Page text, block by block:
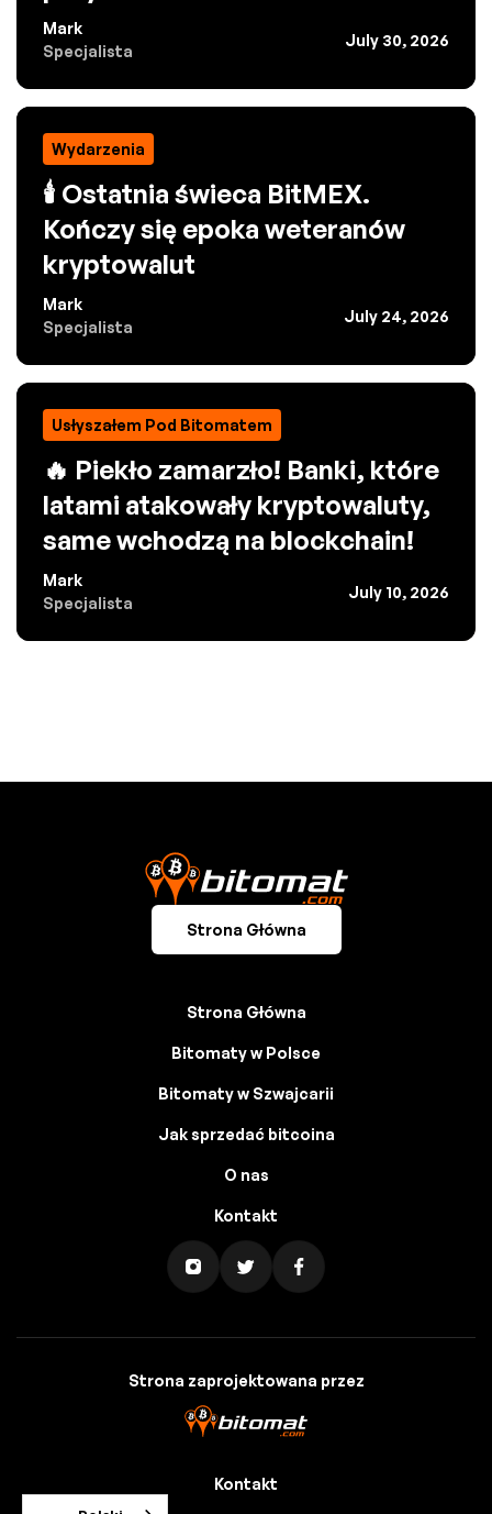
Mark
Specjalista
July 30, 2026
Wydarzenia
🕯️ Ostatnia świeca BitMEX.
Kończy się epoka weteranów
kryptowalut
Mark
Specjalista
July 24, 2026
Usłyszałem Pod Bitomatem
🔥 Piekło zamarzło! Banki, które
latami atakowały kryptowaluty,
same wchodzą na blockchain!
Mark
Specjalista
July 10, 2026
Strona Główna
Strona Główna
Bitomaty w Polsce
Bitomaty w Szwajcarii
Jak sprzedać bitcoina
O nas
Kontakt
Strona zaprojektowana przez
Kontakt